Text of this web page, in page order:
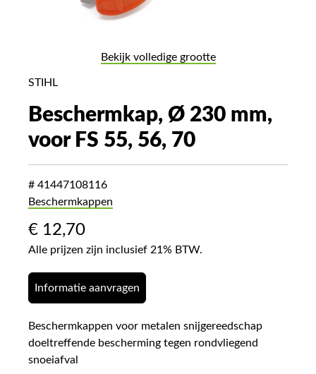
Bekijk volledige grootte
STIHL
Beschermkap, Ø 230 mm,
voor FS 55, 56, 70
# 41447108116
Beschermkappen
€ 12,70
Alle prijzen zijn inclusief 21% BTW.
Informatie aanvragen
Beschermkappen voor metalen snijgereedschap
doeltreffende bescherming tegen rondvliegend
snoeiafval